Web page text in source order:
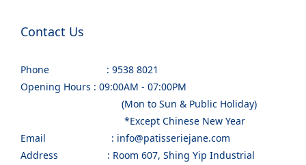
Contact Us
Phone : 9538 8021
Opening Hours : 09:00AM - 07:00PM
(Mon to Sun & Public Holiday)
*Except Chinese New Year
Email : info@patisseriejane.com
Address : Room 607, Shing Yip Industrial